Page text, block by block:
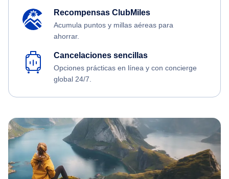
Recompensas ClubMiles
Acumula puntos y millas aéreas para
ahorrar.
Cancelaciones sencillas
Opciones prácticas en línea y con concierge
global 24/7.